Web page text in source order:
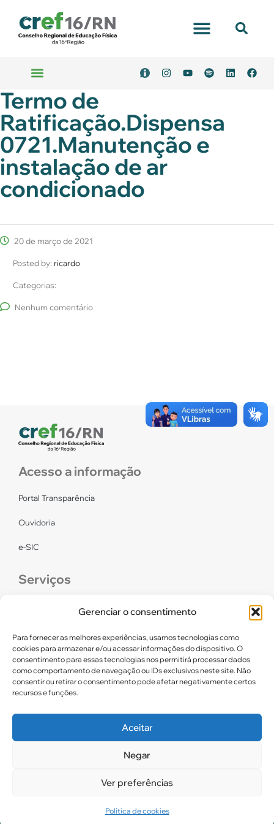
Gerenciar o consentimento
Para fornecer as melhores experiências, usamos tecnologias como
cookies para armazenar e/ou acessar informações do dispositivo. O
consentimento para essas tecnologias nos permitirá processar dados
como comportamento de navegação ou IDs exclusivos neste site. Não
consentir ou retirar o consentimento pode afetar negativamente certos
recursos e funções.
Aceitar
Negar
Ver preferências
Política de cookies
Termo de
Ratificação.Dispensa
0721.Manutenção e
instalação de ar
condicionado
20 de março de 2021
Posted by: ricardo
Categorias:
Nenhum comentário
Acesso a informação
Portal Transparência
Ouvidoria
e-SIC
Serviços
Links úteis
Certidão de Quitação Eleitoral
Parceiros CREF16